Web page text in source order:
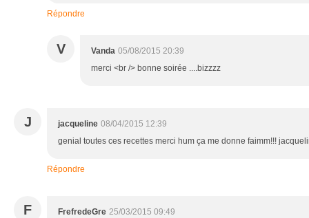
Répondre
V Vanda 05/08/2015 20:39
merci <br /> bonne soirée ....bizzzz
J jacqueline 08/04/2015 12:39
genial toutes ces recettes merci hum ça me donne faimm!!!
Répondre
F FrefredeGre 25/03/2015 09:49